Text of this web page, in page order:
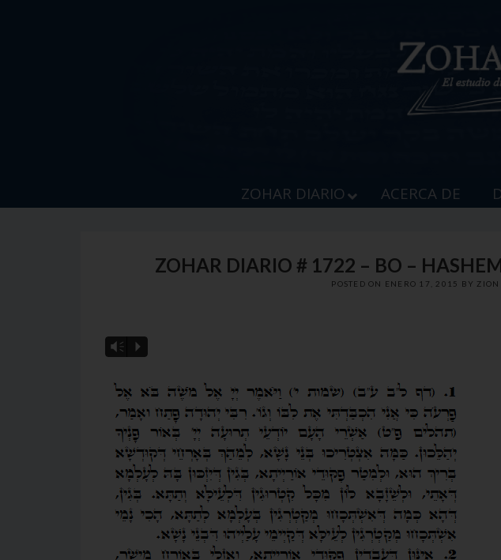
ZOHAR DIARIO ACERCA DE
ZOHAR DIARIO # 1722 – BO –
POSTED ON ENERO 17, 2015 BY ZION
Vm P